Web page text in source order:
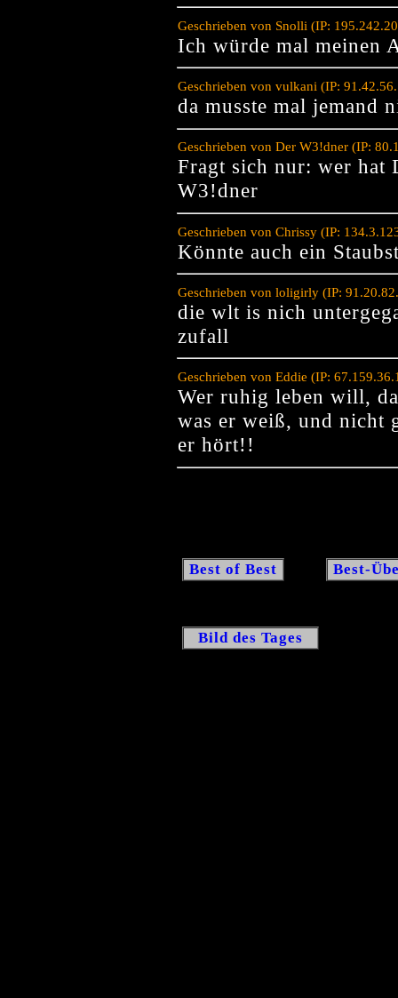
Geschrieben von Snolli (IP:
Ich würde mal meinen
Geschrieben von vulkani (IP:
da musste mal jemand
Geschrieben von Der W3!dner (IP:
Fragt sich nur: wer hat
W3!dner
Geschrieben von Chrissy (IP:
Könnte auch ein
Geschrieben von loligirly (IP:
die wlt is nich
zufall
Geschrieben von Eddie (IP:
Wer ruhig leben will,
was er weiß, und nicht
er hört!!
Best of Best Best-
Bild des Tages